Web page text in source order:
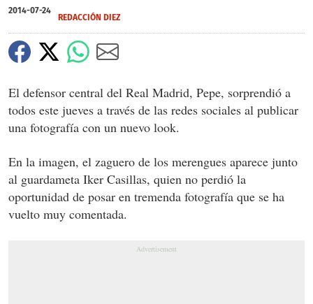
2014-07-24
REDACCIÓN DIEZ
El defensor central del Real Madrid, Pepe, sorprendió a
todos este jueves a través de las redes sociales al publicar
una fotografía con un nuevo look.
En la imagen, el zaguero de los merengues aparece junto
al guardameta Iker Casillas, quien no perdió la
oportunidad de posar en tremenda fotografía que se ha
vuelto muy comentada.